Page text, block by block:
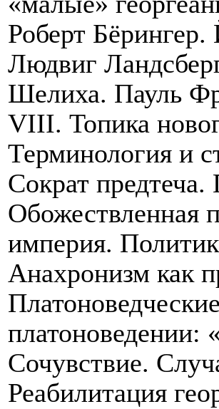
Роберт
Людвиг
Шелиха. Пауль
VIII. Топика
Терминология и
Сократ предтеча.
Обожествленная
империя.
Анахронизм как
платоноведении:
Сочувствие.
Реабилитация